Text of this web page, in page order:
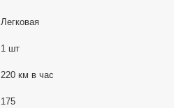
Легковая
1 шт
220 км в час
175